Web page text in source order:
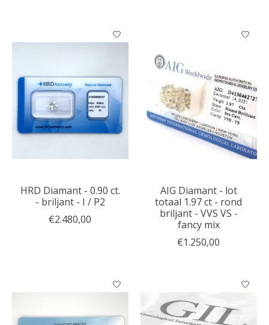
HRD Diamant - 0.90 ct.
- briljant - I / P2
€2.480,00
AIG Diamant - lot
totaal 1.97 ct - rond
briljant - VVS VS -
fancy mix
€1.250,00